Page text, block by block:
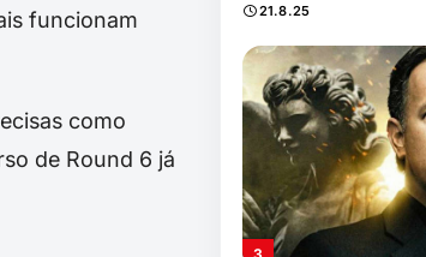
funcionam
como
de Round 6 já
21.8.25